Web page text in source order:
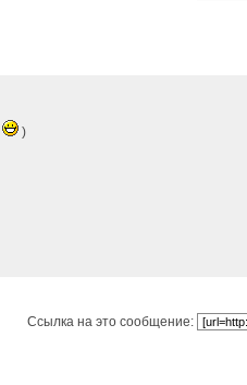
)
Ссылка на это сообщение: